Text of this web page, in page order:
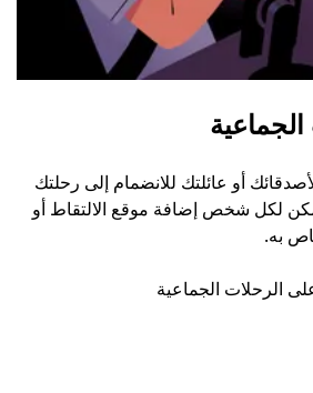
أو عائلتك للانضمام إلى رحلتك
لكل شخص إضافة موقع الالتقاط أو
به.
الرحلات الجماعية